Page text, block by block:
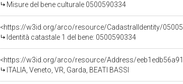
Misure del bene culturale 0500590334
<https://w3id.org/arco/resource/CadastralIdentity/
Identità catastale 1 del bene: 0500590334
<https://w3id.org/arco/resource/Address/
ITALIA, Veneto, VR, Garda, BEATI BASSI